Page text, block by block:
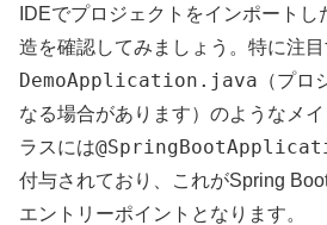
IDEでプロジェクトをインポート
造を確認してみましょう。特に注目
DemoApplication.java （プ
なる場合があります）のようなメ
ラスには
付与されており、これがSpring
エントリーポイントとなります。